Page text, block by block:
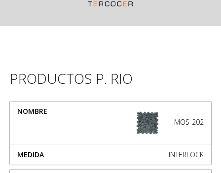
PRODUCTOS P. RIO
NOMBRE
MOS-202
INTERLOCK